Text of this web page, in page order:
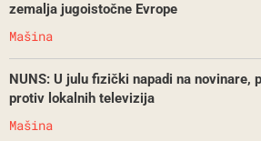
zemalja jugoistočne Evrope
Mašina
NUNS: U julu fizički napadi na novinare,
protiv lokalnih televizija
Mašina